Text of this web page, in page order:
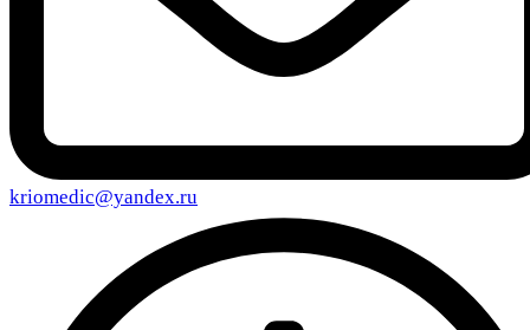
kriomedic@yandex.ru